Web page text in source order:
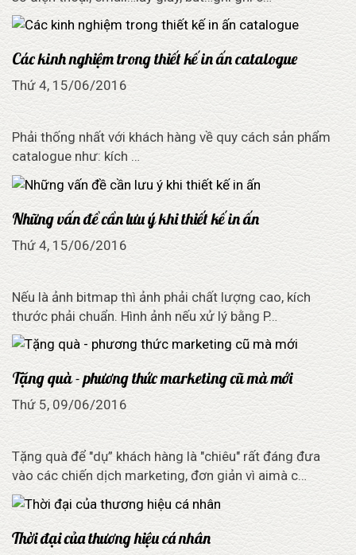
Các kinh nghiệm trong thiết kế in ấn catalogue
Thứ 4, 15/06/2016
Phải thống nhất với khách hàng về quy cách sản phẩm
catalogue như: kích …
Những vấn đề cần lưu ý khi thiết kế in ấn
Thứ 4, 15/06/2016
Nếu là ảnh bitmap thì ảnh phải chất lượng cao, kích
thước phải chuẩn. Hình ảnh nếu xử lý bằng P…
Tặng quà - phương thức marketing cũ mà mới
Thứ 5, 09/06/2016
Tặng quà để "dụ” khách hàng là "chiêu" rất đáng đưa
vào các chiến dịch marketing, đơn giản vì aimà c…
Thời đại của thương hiệu cá nhân